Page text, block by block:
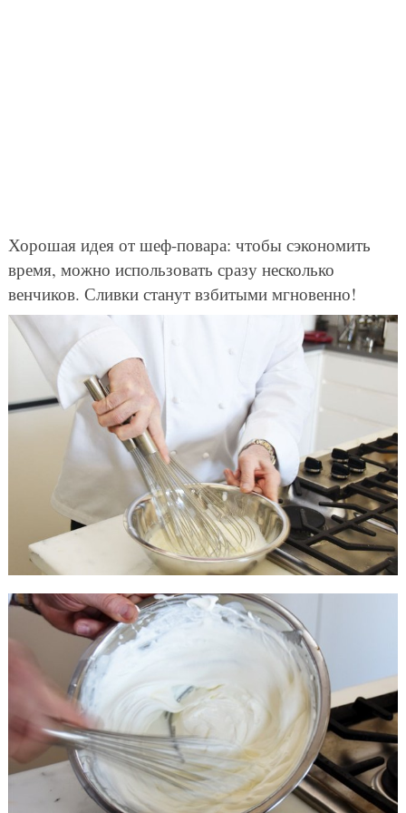
Хорошая идея от шеф-повара: чтобы сэкономить
время, можно использовать сразу несколько
венчиков. Сливки станут взбитыми мгновенно!